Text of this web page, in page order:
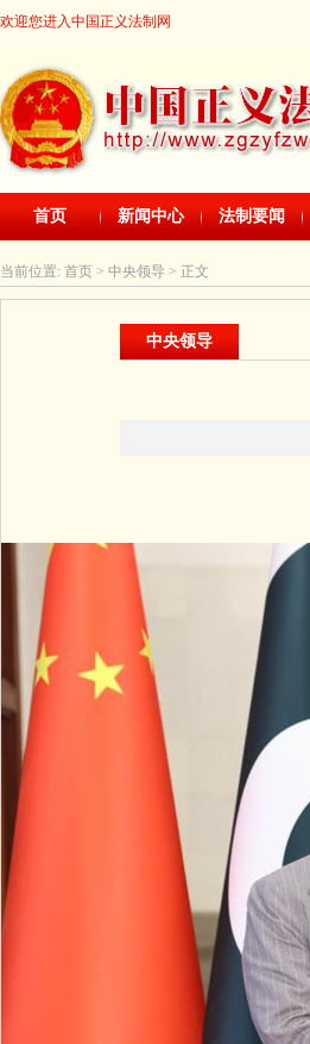
欢迎您进入中国正义法制网
首页 新闻中心 法制要闻
当前位置: 首页 > 中央领导 > 正文
中央领导